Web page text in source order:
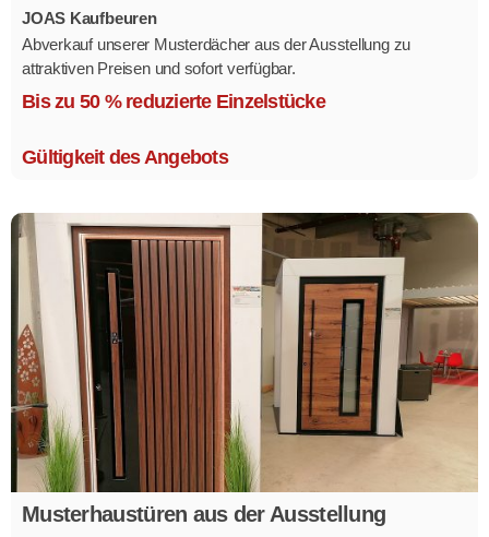
JOAS Kaufbeuren
Abverkauf unserer Musterdächer aus der Ausstellung zu
attraktiven Preisen und sofort verfügbar.
Mehrere Modelle in verschiedenen Ausführungen.
Bis zu 50 % reduzierte Einzelstücke
Gültigkeit des Angebots
Musterhaustüren aus der Ausstellung